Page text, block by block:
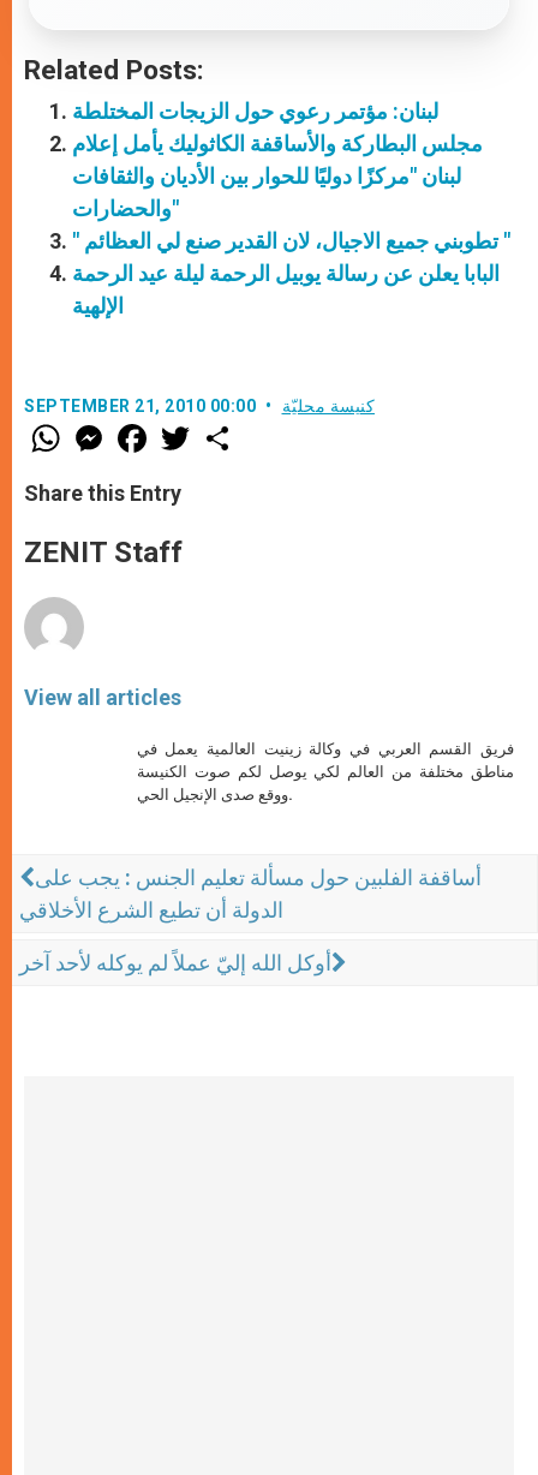
Related Posts:
لبنان: مؤتمر رعوي حول الزيجات المختلطة
مجلس البطاركة والأساقفة الكاثوليك يأمل إعلام
لبنان "مركزًا دوليًا للحوار بين الأديان والثقافات
والحضارات"
" تطوبني جميع الاجيال، لان القدير صنع لي العظائم "
البابا يعلن عن رسالة يوبيل الرحمة ليلة عيد الرحمة
الإلهية
SEPTEMBER 21, 2010 00:00 كنيسة محليّة
W
h
t
s
p
p
M
e
s
e
g
e
F
a
e
b
o
k
w
Share this Entry
ZENIT Staff
View all articles
فريق القسم العربي في وكالة زينيت العالمية يعمل في
مناطق مختلفة من العالم لكي يوصل لكم صوت الكنيسة
ووقع صدى الإنجيل الحي.
أساقفة الفلبين حول مسألة تعليم الجنس : يجب على
الدولة أن تطيع الشرع الأخلاقي
أوكل الله إليّ عملاً لم يوكله لأحد آخر